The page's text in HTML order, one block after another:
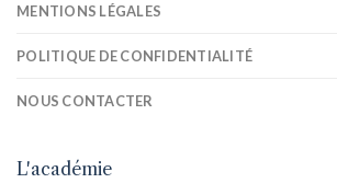
MENTIONS LÉGALES
POLITIQUE DE CONFIDENTIALITÉ
NOUS CONTACTER
L'académie